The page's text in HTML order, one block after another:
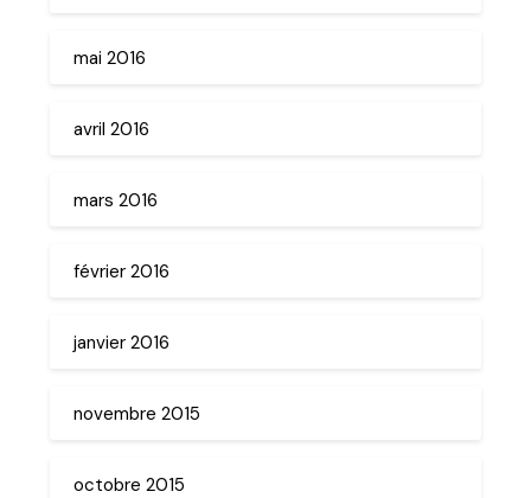
mai 2016
avril 2016
mars 2016
février 2016
janvier 2016
novembre 2015
octobre 2015